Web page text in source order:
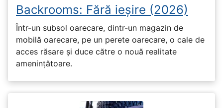
Backrooms: Fără ieșire (2026)
Într-un subsol oarecare, dintr-un magazin de
mobilă oarecare, pe un perete oarecare, o cale de
acces răsare și duce către o nouă realitate
amenințătoare.